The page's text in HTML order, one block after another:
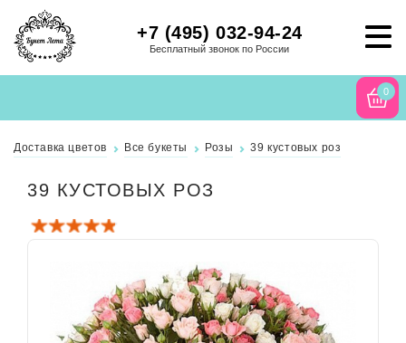
+7 (495) 032-94-24
Бесплатный звонок по России
0
Доставка цветов Все букеты Розы 39 кустовых роз
39 КУСТОВЫХ РОЗ